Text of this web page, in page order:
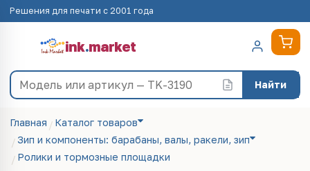
Решения для печати с 2001 года
ink.market
Найти
Главная
Каталог товаров
Зип и компоненты: барабаны, валы, ракели, зип
Ролики и тормозные площадки